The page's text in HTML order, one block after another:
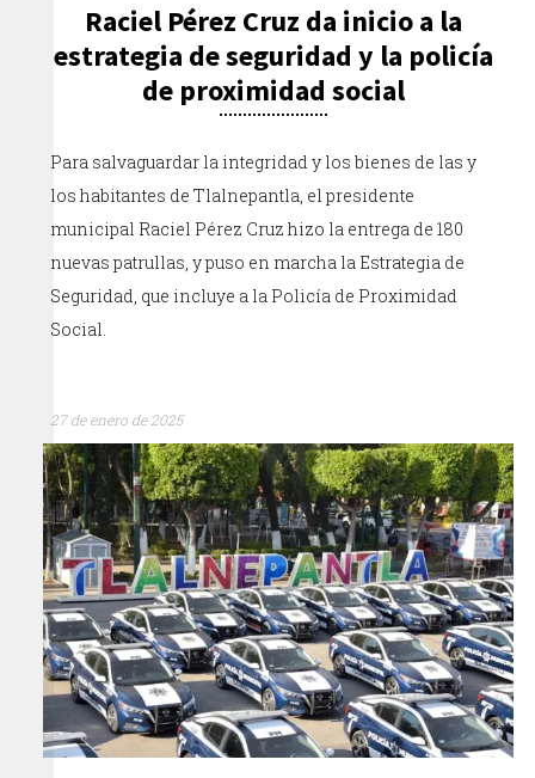
Raciel Pérez Cruz da inicio a la
estrategia de seguridad y la policía
de proximidad social
Para salvaguardar la integridad y los bienes de las y
los habitantes de Tlalnepantla, el presidente
municipal Raciel Pérez Cruz hizo la entrega de 180
nuevas patrullas, y puso en marcha la Estrategia de
Seguridad, que incluye a la Policía de Proximidad
Social.
27 de enero de 2025